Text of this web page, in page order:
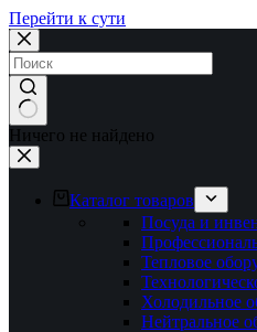
Перейти к сути
Ничего не найдено
Каталог товаров
Посуда и
Тепловое
Холодильное
Нейтральное